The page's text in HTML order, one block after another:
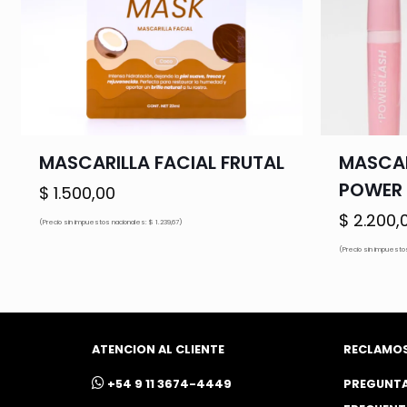
MASCARILLA FACIAL FRUTAL
$ 1.500,00
(Precio sin impuestos nacionales: $ 1.239,67) $
(Precio sin
ATENCION AL CLIENTE
ㅤ+54 9 11 3674-4449